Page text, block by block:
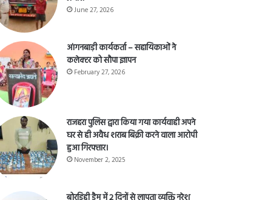
June 27, 2026
आंगनबाड़ी कार्यकर्ता – सहायिकाओं नेे
कलेक्टर को सौपा ज्ञापन
February 27, 2026
राजहरा पुलिस द्वारा किया गया कार्यवाही अपने
घर से ही अवैध शराब बिक्री करने वाला आरोपी
हुआ गिरफ्तार।
November 2, 2025